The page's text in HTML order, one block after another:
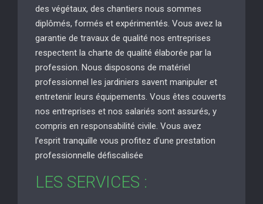
des végétaux, des chantiers nous sommes
diplômés, formés et expérimentés. Vous avez la
garantie de travaux de qualité nos entreprises
respectent la charte de qualité élaborée par la
profession. Nous disposons de matériel
professionnel les jardiniers savent manipuler et
entretenir leurs équipements. Vous êtes couverts
nos entreprises et nos salariés sont assurés, y
compris en responsabilité civile. Vous avez
l’esprit tranquille vous profitez d’une prestation
professionnelle défiscalisée
LES SERVICES :